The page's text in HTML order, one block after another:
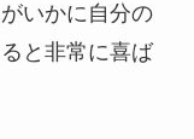
いかに自分の
と非常に喜ば